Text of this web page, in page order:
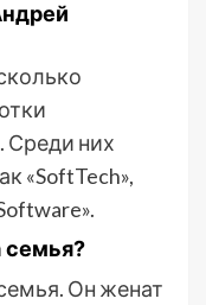
Среди них
«SoftTech»,
семья?
Он женат